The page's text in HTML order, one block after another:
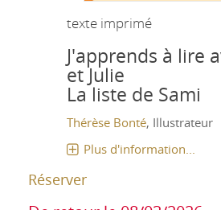
texte imprimé
J'apprends à lire
et Julie
La liste de Sami
Thérèse Bonté, Illustrateur
Plus d'information...
Réserver